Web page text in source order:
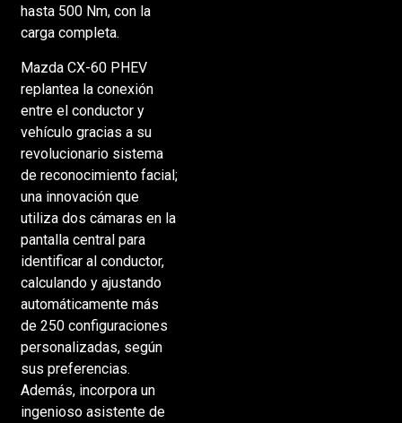
hasta 500 Nm, con la
carga completa.
Mazda CX-60 PHEV
replantea la conexión
entre el conductor y
vehículo gracias a su
revolucionario sistema
de reconocimiento facial;
una innovación que
utiliza dos cámaras en la
pantalla central para
identificar al conductor,
calculando y ajustando
automáticamente más
de 250 configuraciones
personalizadas, según
sus preferencias.
Además, incorpora un
ingenioso asistente de